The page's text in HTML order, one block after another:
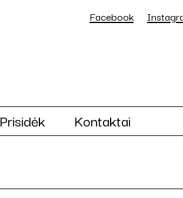
Facebook
Prisidėk Kontaktai